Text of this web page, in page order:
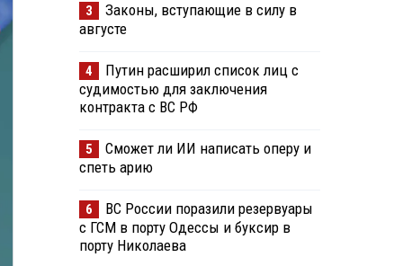
3
Законы, вступающие в силу в
августе
4
Путин расширил список лиц с
судимостью для заключения
контракта с ВС РФ
5
Сможет ли ИИ написать оперу и
спеть арию
6
ВС России поразили резервуары
с ГСМ в порту Одессы и буксир в
порту Николаева